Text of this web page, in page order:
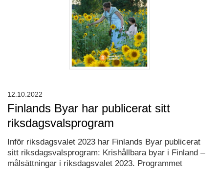
Finlands Byar har publicerat sitt
riksdagsvalsprogram
Inför riksdagsvalet 2023 har Finlands Byar publicerat
sitt riksdagsvalsprogram: Krishållbara byar i Finland –
målsättningar i riksdagsvalet 2023. Programmet
12.10.2022